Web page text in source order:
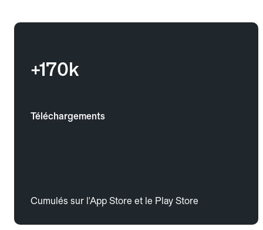
+170k
Téléchargements
Cumulés sur l'App Store et le Play Store